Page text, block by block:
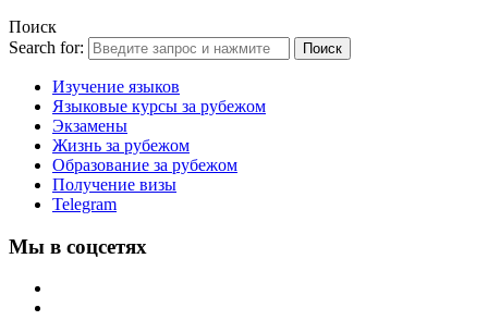
Поиск
Search for:
Поиск
Изучение языков
Языковые курсы за рубежом
Экзамены
Жизнь за рубежом
Образование за рубежом
Получение визы
Telegram
Мы в соцсетях